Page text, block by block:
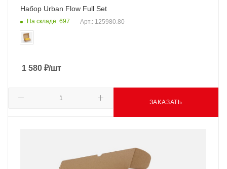
Набор Urban Flow Full Set
На складе: 697 Арт.: 125980.80
1 580 ₽/шт
ЗАКАЗАТЬ